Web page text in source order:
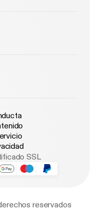
SSL
reservados